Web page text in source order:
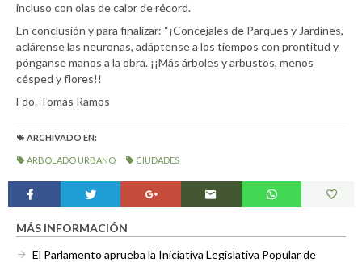
incluso con olas de calor de récord.
En conclusión y para finalizar: “¡Concejales de Parques y Jardines,
aclárense las neuronas, adáptense a los tiempos con prontitud y
pónganse manos a la obra. ¡¡Más árboles y arbustos, menos
césped y flores!!
Fdo. Tomás Ramos
ARCHIVADO EN:
ARBOLADO URBANO CIUDADES
MÁS INFORMACIÓN
El Parlamento aprueba la Iniciativa Legislativa Popular de